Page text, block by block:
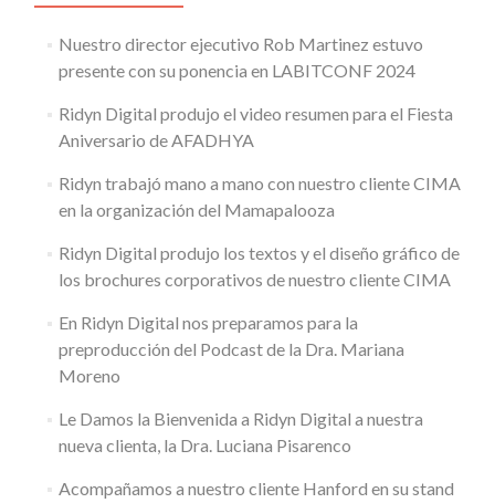
Nuestro director ejecutivo Rob Martinez estuvo
presente con su ponencia en LABITCONF 2024
Ridyn Digital produjo el video resumen para el Fiesta
Aniversario de AFADHYA
Ridyn trabajó mano a mano con nuestro cliente CIMA
en la organización del Mamapalooza
Ridyn Digital produjo los textos y el diseño gráfico de
los brochures corporativos de nuestro cliente CIMA
En Ridyn Digital nos preparamos para la
preproducción del Podcast de la Dra. Mariana
Moreno
Le Damos la Bienvenida a Ridyn Digital a nuestra
nueva clienta, la Dra. Luciana Pisarenco
Acompañamos a nuestro cliente Hanford en su stand